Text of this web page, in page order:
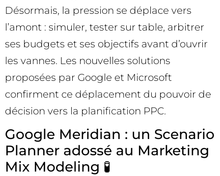
Désormais, la pression se déplace vers
l’amont : simuler, tester sur table, arbitrer
ses budgets et ses objectifs avant d’ouvrir
les vannes. Les nouvelles solutions
proposées par Google et Microsoft
confirment ce déplacement du pouvoir de
décision vers la planification PPC.
Google Meridian : un Scenario
Planner adossé au Marketing
Mix Modeling 🧪